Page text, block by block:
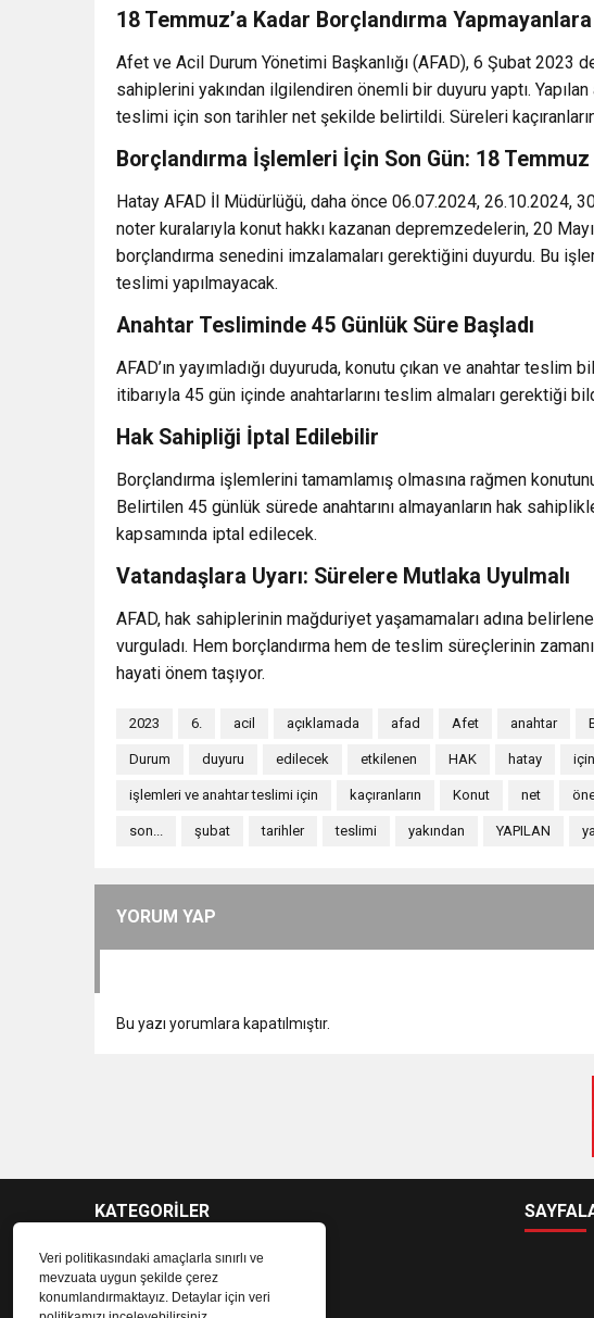
Veri politikasındaki amaçlarla sınırlı ve
mevzuata uygun şekilde çerez
konumlandırmaktayız. Detaylar için veri
18 Temmuz’a Kadar Borçlandırma
Afet ve Acil Durum Yönetimi Başkanlığı (AFAD), 6 Şubat 2023
sahiplerini yakından ilgilendiren önemli bir duyuru yaptı.
teslimi için son tarihler net şekilde belirtildi. Süreleri
Borçlandırma İşlemleri İçin Son Gün: 18
Hatay AFAD İl Müdürlüğü, daha önce 06.07.2024, 26.10.2024,
noter kuralarıyla konut hakkı kazanan depremzedelerin, 20
borçlandırma senedini imzalamaları gerektiğini duyurdu. Bu
teslimi yapılmayacak.
Anahtar Tesliminde 45 Günlük Süre Başladı
AFAD’ın yayımladığı duyuruda, konutu çıkan ve anahtar
itibarıyla 45 gün içinde anahtarlarını teslim almaları gerektiği
Hak Sahipliği İptal Edilebilir
Borçlandırma işlemlerini tamamlamış olmasına rağmen
Belirtilen 45 günlük sürede anahtarını almayanların hak
kapsamında iptal edilecek.
Vatandaşlara Uyarı: Sürelere Mutlaka Uyulmalı
AFAD, hak sahiplerinin mağduriyet yaşamamaları adına
vurguladı. Hem borçlandırma hem de teslim süreçlerinin
hayati önem taşıyor.
2023 6. acil açıklamada afad Afet anahtar
Durum duyuru edilecek etkilenen HAK hatay için
işlemleri ve anahtar teslimi için kaçıranların Konut net
son... şubat tarihler teslimi yakından YAPILAN
YORUM YAP
Bu yazı yorumlara kapatılmıştır.
KATEGORİLER